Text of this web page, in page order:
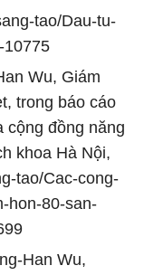
tao/Dau-tu-
10775
Wu, Giám
trong báo cáo
cộng đồng năng
khoa Hà Nội,
tao/Cac-cong-
hon-80-san-
Han Wu,